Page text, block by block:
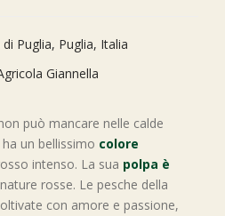
Puglia, Puglia, Italia
Giannella
può mancare nelle calde
un bellissimo colore
intenso. La sua polpa è
rosse. Le pesche della
con amore e passione,